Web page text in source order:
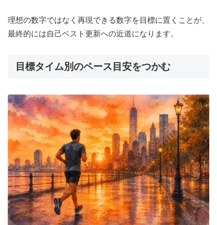
理想の数字ではなく再現できる数字を目標に置くことが、
最終的には自己ベスト更新への近道になります。
目標タイム別のペース目安をつかむ